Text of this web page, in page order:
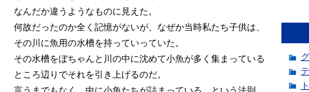
なんだか違うようなものに見えた。
何故だったのか全く記憶がないが、なぜか当時私たち子供は、
その川に魚用の水槽を持っていっていた。
その水槽をぼちゃんと川の中に沈めて小魚が多く集まっている
ところ辺りでそれを引き上げるのだ。